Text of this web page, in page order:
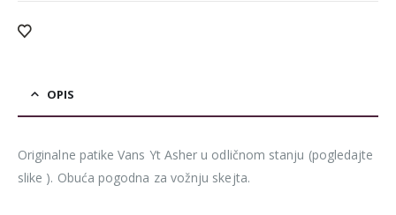
OPIS
Originalne patike Vans Yt Asher u odličnom stanju (pogledajte
slike ). Obuća pogodna za vožnju skejta.